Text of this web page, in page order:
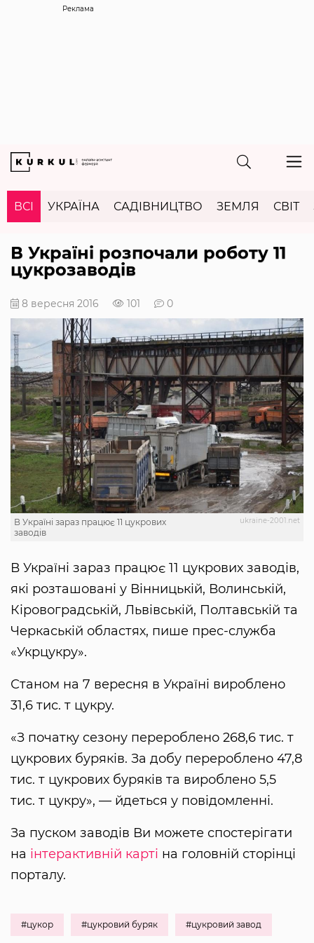
Реклама
ВСІ УКРАЇНА САДІВНИЦТВО ЗЕМЛЯ СВІТ
В Україні розпочали роботу 11
цукрозаводів
8 вересня 2016 101 0
ukraine-2001.net
В Україні зараз працює 11 цукрових
заводів
В Україні зараз працює 11 цукрових заводів,
які розташовані у Вінницькій, Волинській,
Кіровоградській, Львівській, Полтавській та
Черкаській областях, пише прес-служба
«Укрцукру».
Станом на 7 вересня в Україні вироблено
31,6 тис. т цукру.
«З початку сезону перероблено 268,6 тис. т
цукрових буряків. За добу перероблено 47,8
тис. т цукрових буряків та вироблено 5,5
тис. т цукру», — йдеться у повідомленні.
За пуском заводів Ви можете спостерігати
на інтерактивній карті на головній сторінці
порталу.
#цукор #цукровий буряк #цукровий завод